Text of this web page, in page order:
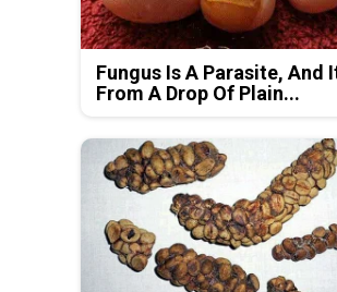
Fungus Is A Parasite, And
From A Drop Of Plain...